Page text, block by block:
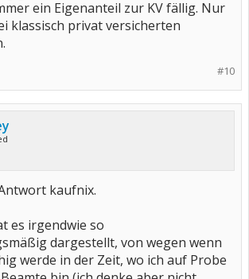
ein Eigenanteil zur KV fällig. Nur
klassisch privat versicherten
#10
kaufnix.
es irgendwie so
dargestellt, von wegen wenn
werde in der Zeit, wo ich auf Probe